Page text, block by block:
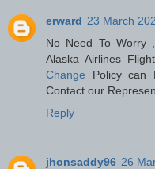
erward 23 March
No Need To Worry
Alaska Airlines
Change Policy can
Contact our
Reply
jhonsaddy96 26